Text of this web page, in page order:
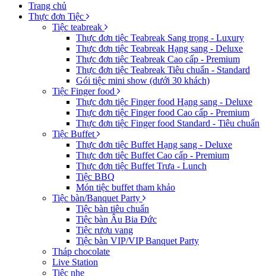
Trang chủ
Thực đơn Tiệc
Tiệc teabreak
Thực đơn tiệc Teabreak Sang trọng - Luxury
Thực đơn tiệc Teabreak Hạng sang - Deluxe
Thực đơn tiệc Teabreak Cao cấp - Premium
Thực đơn tiệc Teabreak Tiêu chuẩn - Standard
Gói tiệc mini show (dưới 30 khách)
Tiệc Finger food
Thực đơn tiệc Finger food Hạng sang - Deluxe
Thực đơn tiệc Finger food Cao cấp - Premium
Thực đơn tiệc Finger food Standard - Tiêu chuẩn
Tiệc Buffet
Thực đơn tiệc Buffet Hạng sang - Deluxe
Thực đơn tiệc Buffet Cao cấp - Premium
Thực đơn tiệc Buffet Trưa - Lunch
Tiệc BBQ
Món tiệc buffet tham khảo
Tiệc bàn/Banquet Party
Tiệc bàn tiêu chuẩn
Tiệc bàn Âu Bia Đức
Tiệc rượu vang
Tiệc bàn VIP/VIP Banquet Party
Tháp chocolate
Live Station
Tiệc nhẹ